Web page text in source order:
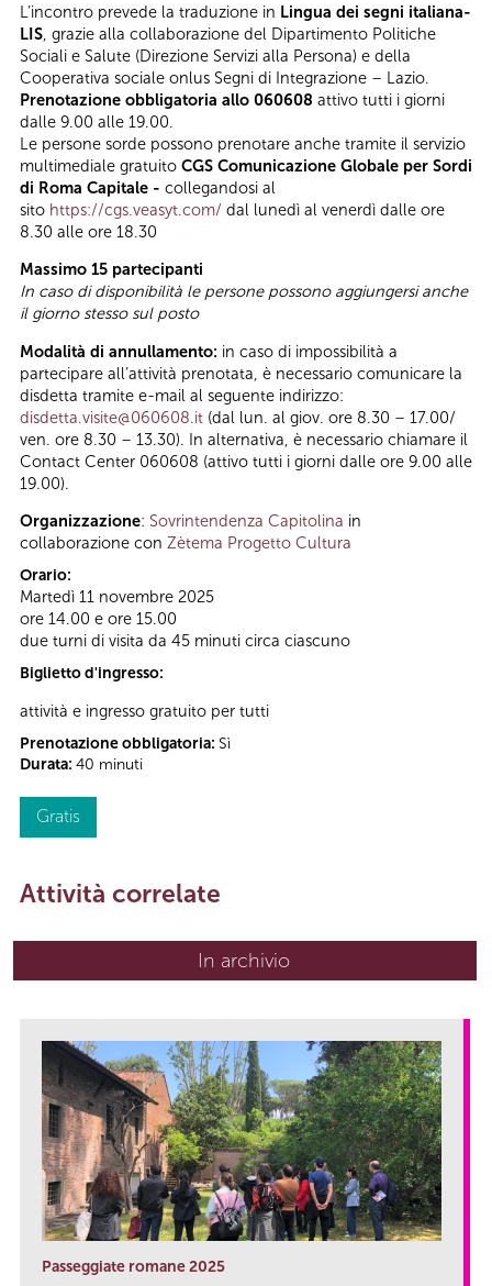
L’incontro prevede la traduzione in Lingua dei segni italiana-
LIS, grazie alla collaborazione del Dipartimento Politiche
Sociali e Salute (Direzione Servizi alla Persona) e della
Cooperativa sociale onlus Segni di Integrazione – Lazio.
Prenotazione obbligatoria allo 060608 attivo tutti i giorni
dalle 9.00 alle 19.00.
Le persone sorde possono prenotare anche tramite il servizio
multimediale gratuito CGS Comunicazione Globale per Sordi
di Roma Capitale - collegandosi al
sito https://cgs.veasyt.com/ dal lunedì al venerdì dalle ore
8.30 alle ore 18.30
Massimo 15 partecipanti
In caso di disponibilità le persone possono aggiungersi anche
il giorno stesso sul posto
Modalità di annullamento: in caso di impossibilità a
partecipare all’attività prenotata, è necessario comunicare la
disdetta tramite e-mail al seguente indirizzo:
disdetta.visite@060608.it (dal lun. al giov. ore 8.30 – 17.00/
ven. ore 8.30 – 13.30). In alternativa, è necessario chiamare il
Contact Center 060608 (attivo tutti i giorni dalle ore 9.00 alle
19.00).
Organizzazione: Sovrintendenza Capitolina in
collaborazione con Zètema Progetto Cultura
Orario:
Martedì 11 novembre 2025
ore 14.00 e ore 15.00
due turni di visita da 45 minuti circa ciascuno
Biglietto d'ingresso:
attività e ingresso gratuito per tutti
Prenotazione obbligatoria: Sì
Durata: 40 minuti
Gratis
Attività correlate
In archivio
Passeggiate romane 2025